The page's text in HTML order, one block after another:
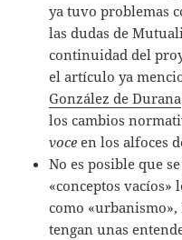
ya tuvo problemas
las dudas de
continuidad del
el artículo ya
González de Durana
los cambios
voce en los alfoces
No es posible que
«conceptos
como «urbanismo»,
tengan unas